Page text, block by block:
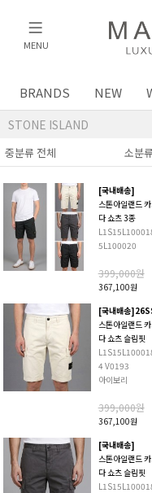
MENU
BRANDS NEW
STONE ISLAND
[국내배송]
스톤아일랜드
다 쇼츠 3종
5L100020
399,000원
367,100원
[국내배송
스톤아일랜드
다 쇼츠 슬림핏
4 V0193
아이보리
399,000원
367,100원
[국내배송]
스톤아일랜드
다 쇼츠 슬림핏